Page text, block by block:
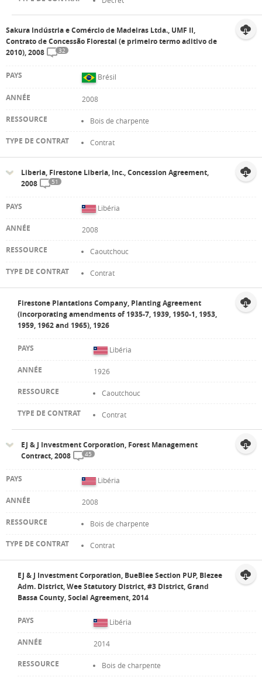
Sakura Indústria e Comércio de Madeiras Ltda., UMF II,
Contrato de Concessão Florestal (e primeiro termo aditivo de
2010), 2008
32
Brésil
2008
Bois de charpente
Contrat
Liberia, Firestone Liberia, Inc., Concession Agreement,
2008
51
Libéria
2008
Caoutchouc
Contrat
Firestone Plantations Company, Planting Agreement
(incorporating amendments of 1935-7, 1939, 1950-1, 1953,
1959, 1962 and 1965), 1926
Libéria
1926
Caoutchouc
Contrat
EJ & J Investment Corporation, Forest Management
Contract, 2008
45
Libéria
2008
Bois de charpente
Contrat
EJ & J Investment Corporation, BueBlee Section PUP, Blezee
Adm. District, Wee Statutory District, #3 District, Grand
Bassa County, Social Agreement, 2014
Libéria
2014
Bois de charpente